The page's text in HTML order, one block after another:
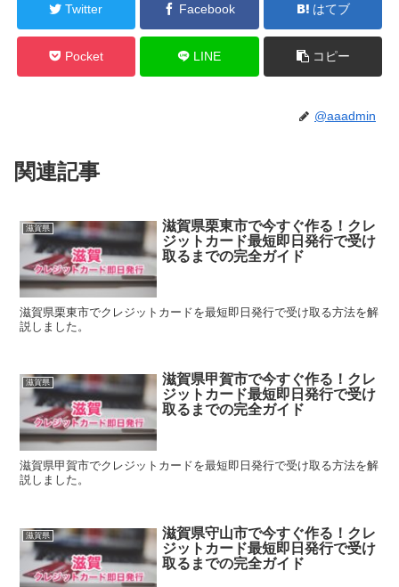
Twitter Facebook はてブ
Pocket LINE コピー
@aaadmin
関連記事
滋賀県
滋賀県栗東市で今すぐ作る！クレ
ジットカード最短即日発行で受け
取るまでの完全ガイド
滋賀県栗東市でクレジットカードを最短即日発行で受け取る方法を解
説しました。
滋賀県
滋賀県甲賀市で今すぐ作る！クレ
ジットカード最短即日発行で受け
取るまでの完全ガイド
滋賀県甲賀市でクレジットカードを最短即日発行で受け取る方法を解
説しました。
滋賀県
滋賀県守山市で今すぐ作る！クレ
ジットカード最短即日発行で受け
取るまでの完全ガイド